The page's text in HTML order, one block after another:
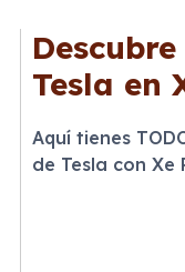
Descubre
Tesla en
Aquí tienes
de Tesla con Xe